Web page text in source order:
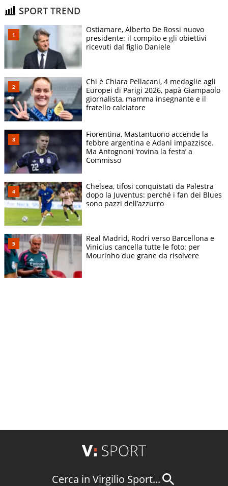
SPORT TREND
Ostiamare, Alberto De Rossi nuovo
presidente: il compito e gli obiettivi
ricevuti dal figlio Daniele
Chi è Chiara Pellacani, 4 medaglie agli
Europei di Parigi 2026, papà Giampaolo
giornalista, mamma insegnante e il
fratello calciatore
Fiorentina, Mastantuono accende la
febbre argentina e Adani impazzisce.
Ma Antognoni ‘rovina la festa’ a
Commisso
Chelsea, tifosi conquistati da Palestra
dopo la Juventus: perché i fan dei Blues
sono pazzi dell’azzurro
Real Madrid, Rodri verso Barcellona e
Vinicius cancella tutte le foto: per
Mourinho due grane da risolvere
Cerca in Virgilio Sport...